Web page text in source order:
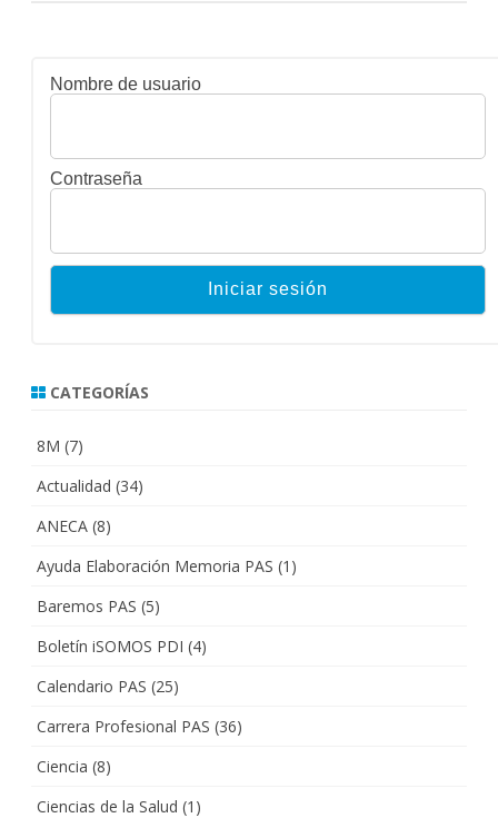
Nombre de usuario
Contraseña
CATEGORÍAS
8M (7)
Actualidad (34)
ANECA (8)
Ayuda Elaboración Memoria PAS (1)
Baremos PAS (5)
Boletín iSOMOS PDI (4)
Calendario PAS (25)
Carrera Profesional PAS (36)
Ciencia (8)
Ciencias de la Salud (1)